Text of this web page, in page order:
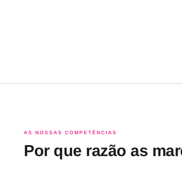
AS NOSSAS COMPETÊNCIAS
Por que razão as